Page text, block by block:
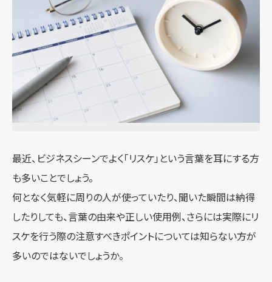
最近、ビジネスシーンでよく「リスケ」という言葉を耳にする方
も多いことでしょう。
何となく気軽に周りの人が使っていたり、聞いた瞬間は納得
したりしても、言葉の由来や正しい使用例、さらには実際にリ
スケを行う際の注意すべきポイントについては知らない方が
多いのではないでしょうか。